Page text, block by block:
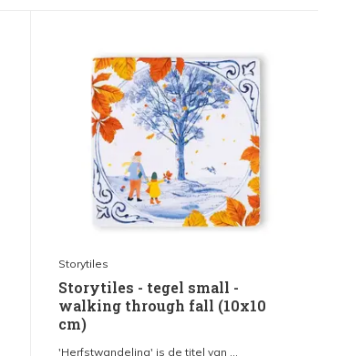
Storytiles
Storytiles - tegel small -
walking through fall (10x10
cm)
'Herfstwandeling' is de titel van ...